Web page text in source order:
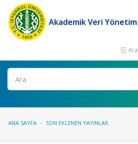
Akademik Veri
Ara
ANA SAYFA SON EKLENEN YAYINLAR